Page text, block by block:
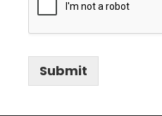
Submit